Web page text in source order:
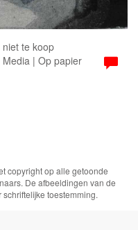
te koop
| Op papier
copyright op alle getoonde
De afbeeldingen van de
toestemming.